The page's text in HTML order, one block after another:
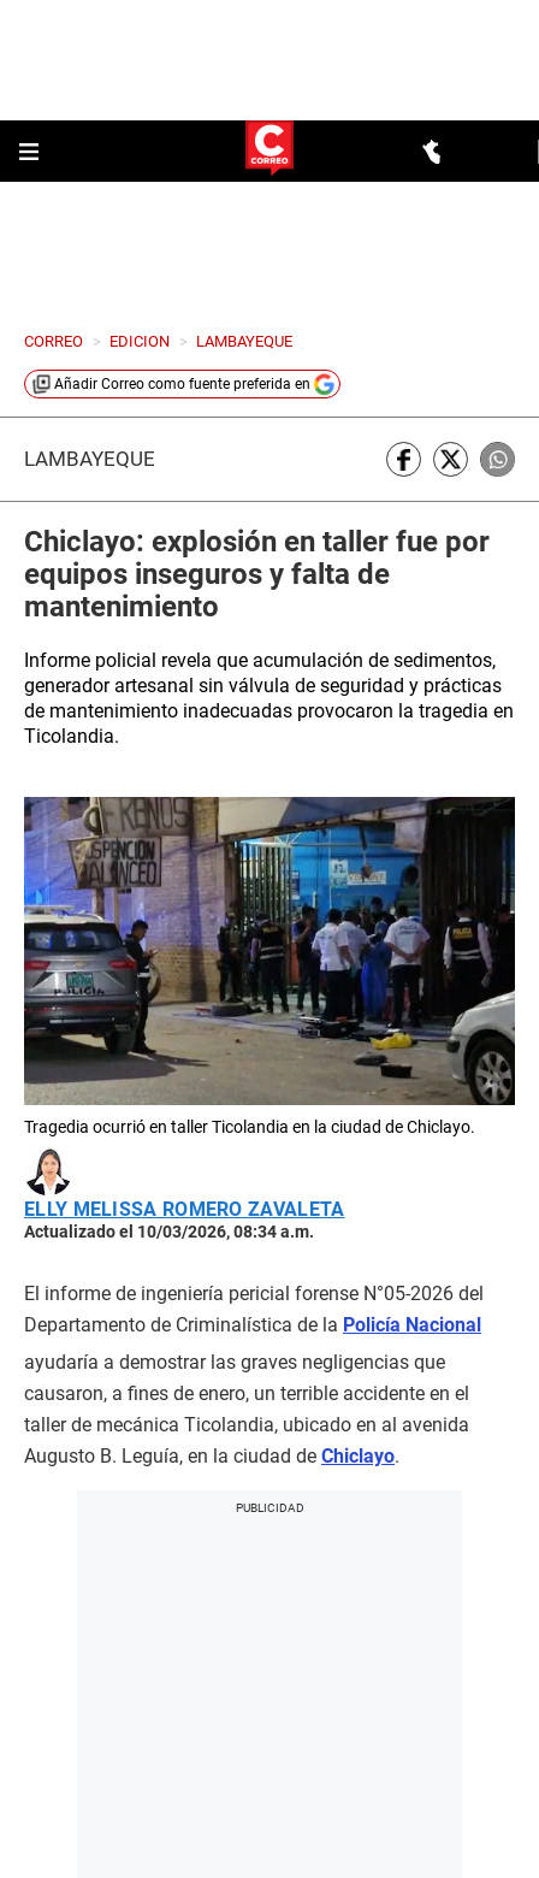
CORREO > EDICION > LAMBAYEQUE
Añadir Correo como fuente preferida en
LAMBAYEQUE
Chiclayo: explosión en taller fue por
equipos inseguros y falta de
mantenimiento
Informe policial revela que acumulación de sedimentos,
generador artesanal sin válvula de seguridad y prácticas
de mantenimiento inadecuadas provocaron la tragedia en
Ticolandia.
Tragedia ocurrió en taller Ticolandia en la ciudad de Chiclayo.
ELLY MELISSA ROMERO ZAVALETA
Actualizado el 10/03/2026, 08:34 a.m.
El informe de ingeniería pericial forense N°05-2026 del
Departamento de Criminalística de la Policía Nacional
ayudaría a demostrar las graves negligencias que
causaron, a fines de enero, un terrible accidente en el
taller de mecánica Ticolandia, ubicado en al avenida
Augusto B. Leguía, en la ciudad de Chiclayo.